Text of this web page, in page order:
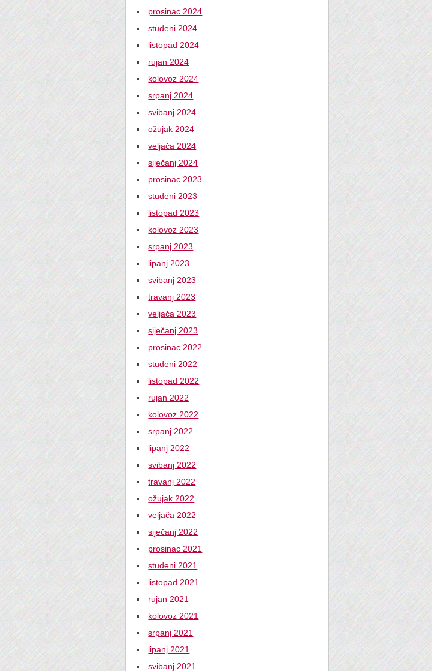
prosinac 2024
studeni 2024
listopad 2024
rujan 2024
kolovoz 2024
srpanj 2024
svibanj 2024
ožujak 2024
veljača 2024
siječanj 2024
prosinac 2023
studeni 2023
listopad 2023
kolovoz 2023
srpanj 2023
lipanj 2023
svibanj 2023
travanj 2023
veljača 2023
siječanj 2023
prosinac 2022
studeni 2022
listopad 2022
rujan 2022
kolovoz 2022
srpanj 2022
lipanj 2022
svibanj 2022
travanj 2022
ožujak 2022
veljača 2022
siječanj 2022
prosinac 2021
studeni 2021
listopad 2021
rujan 2021
kolovoz 2021
srpanj 2021
lipanj 2021
svibanj 2021